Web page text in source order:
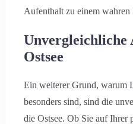
Aufenthalt zu einem wahren
Unvergleichliche
Ostsee
Ein weiterer Grund, warum
besonders sind, sind die
die Ostsee. Ob Sie auf Ihrer